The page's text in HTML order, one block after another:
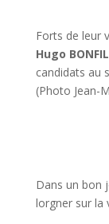
Forts de leur
Hugo
candidats au
(Photo Jean-
Dans un bon
lorgner sur la